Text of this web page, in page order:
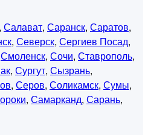
, Салават, Саранск, Саратов,
, Северск, Сергиев Посад,
Смоленск, Сочи, Ставрополь,
, Сургут, Сызрань,
, Серов, Соликамск, Сумы,
, Самарканд, Сарань,